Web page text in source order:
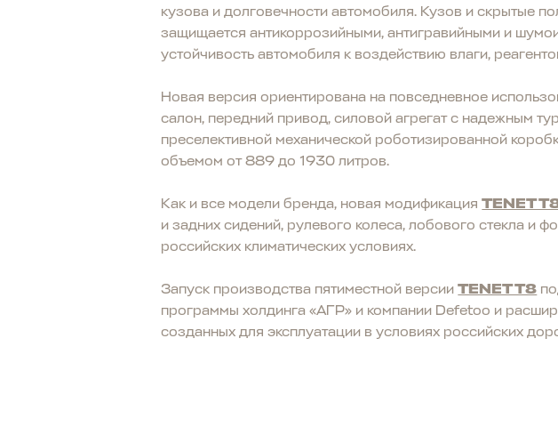
кузова и долговечности автомобиля. Кузов и скрытые
защищается антикоррозийными, антигравийными и
устойчивость автомобиля к воздействию влаги,
Новая версия ориентирована на повседневное
салон, передний привод, силовой агрегат с надежным
преселективной механической роботизированной
объемом от 889 до 1930 литров.
Как и все модели бренда, новая модификацияTENET
и задних сидений, рулевого колеса, лобового стекла и
российских климатических условиях.
Запуск производства пятиместной версииTENET T8
программы холдинга «АГР» и компании Defetoo и
созданных для эксплуатации в условиях российских